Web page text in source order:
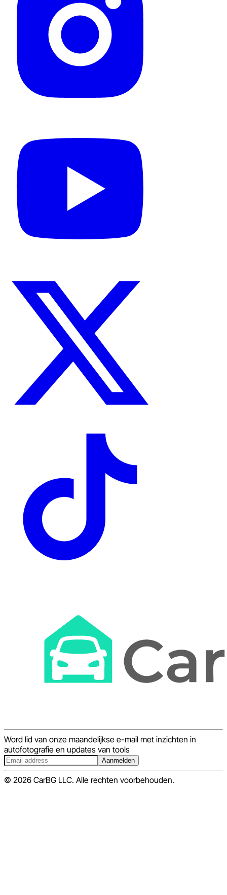
Word lid van onze maandelijkse e-mail met inzichten in
autofotografie en updates van tools
Aanmelden
© 2026 CarBG LLC. Alle rechten voorbehouden.